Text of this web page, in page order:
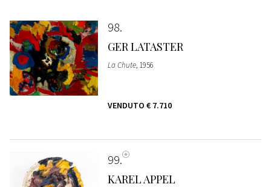
98
GER LATASTER
La Chute, 1956
VENDUTO € 7.710
99
KAREL APPEL